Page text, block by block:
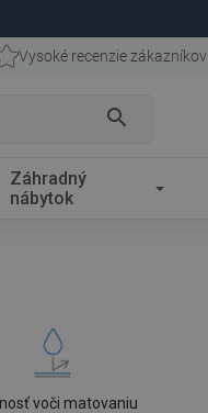
Vysoké recenzie zákazníkov
search
Záhradný
nábytok
voči matovaniu